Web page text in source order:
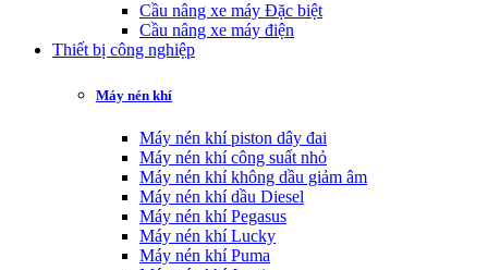
Cầu nâng xe máy Đặc biệt
Cầu nâng xe máy điện
Thiết bị công nghiệp
Máy nén khí
Máy nén khí piston dây đai
Máy nén khí công suất nhỏ
Máy nén khí không dầu giảm âm
Máy nén khí dầu Diesel
Máy nén khí Pegasus
Máy nén khí Lucky
Máy nén khí Puma